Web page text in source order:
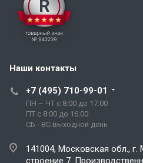
Наши контакты
+7 (495) 710-99-01
ПН – ЧТ с 8:00 до 17:00
ПТ с 8:00 до 16:00
СБ - ВС выходной день
141004, Московская обл.,
строение 7.